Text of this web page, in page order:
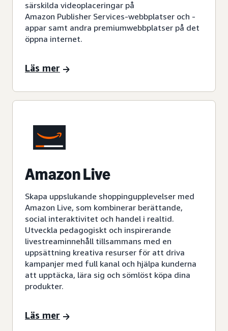
särskilda videoplaceringar på
Amazon Publisher Services-webbplatser och -
appar samt andra premiumwebbplatser på det
öppna internet.
Läs mer
Amazon Live
Skapa uppslukande shoppingupplevelser med
Amazon Live, som kombinerar berättande,
social interaktivitet och handel i realtid.
Utveckla pedagogiskt och inspirerande
livestreaminnehåll tillsammans med en
uppsättning kreativa resurser för att driva
kampanjer med full kanal och hjälpa kunderna
att upptäcka, lära sig och sömlöst köpa dina
produkter.
Läs mer